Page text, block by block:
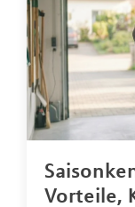
Vorteile,